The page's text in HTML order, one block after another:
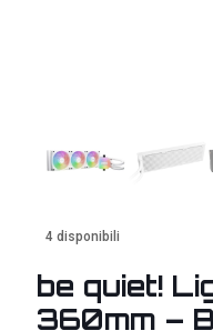
4 disponibili
be quiet!
360mm –